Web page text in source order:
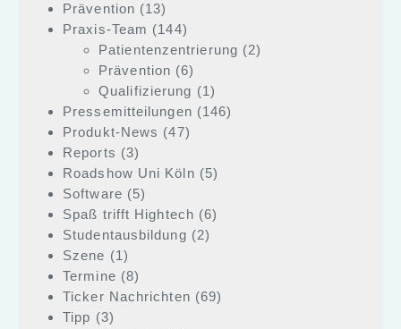
Prävention (13)
Praxis-Team (144)
Patientenzentrierung (2)
Prävention (6)
Qualifizierung (1)
Pressemitteilungen (146)
Produkt-News (47)
Reports (3)
Roadshow Uni Köln (5)
Software (5)
Spaß trifft Hightech (6)
Studentausbildung (2)
Szene (1)
Termine (8)
Ticker Nachrichten (69)
Tipp (3)